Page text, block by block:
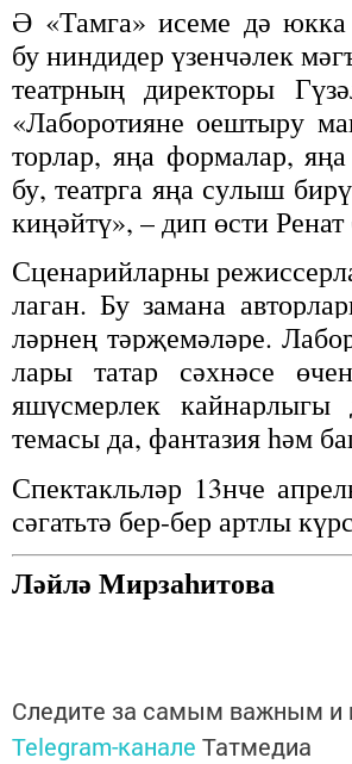
Ә «Там­га» исе­ме дә
бу нин­ди­дер үзен­чә­лек
те­атр­ның ди­рек­то­ры
«Ла­бо­ро­ти­я­не оеш­ты­ру
тор­лар, яңа фор­ма­лар,
бу, те­атр­га яңа су­лыш
ки­ңәй­тү», – дип өс­ти
Сце­на­рий­лар­ны
ла­ган. Бу за­ма­на
ләр­нең тәр­җе­мә­лә­ре.
ла­ры та­тар сәх­нә­се
яшүс­мер­лек кай­нар­лы­гы
те­ма­сы да, фан­та­зия һәм
Спек­такль­ләр 13нче
сә­гать­тә бер-бер арт­лы
Ләй­лә Мир­за­һи­то­ва
Следите за самым важным и
Telegram-канале Татмедиа